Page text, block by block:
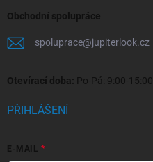
Obchodní spolupráce
spoluprace@jupiterlook.cz
Otevírací doba: Po-Pá: 9:00-15:00
PŘIHLÁŠENÍ
E-MAIL